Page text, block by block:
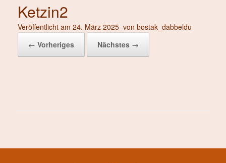
Ketzin2
Veröffentlicht am 24. März 2025 von bostak_dabbeldu
← Vorheriges
Nächstes →